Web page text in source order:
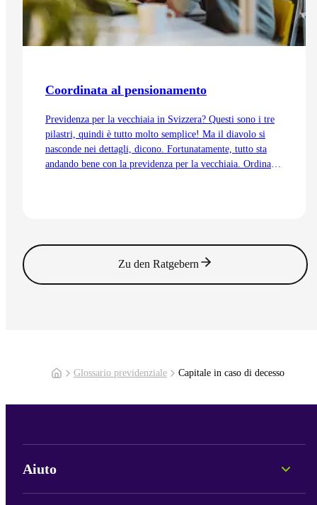
Coordinata al pensionamento
Previdenza per la vecchiaia in Svizzera? Questi sono i tre
pilastri, quindi è tutto molto semplice! Ma il diavolo si
nasconde nei dettagli, dicono. Fortunatamente, tutto sta
andando bene con la previdenza per la vecchiaia. Ordinata
Zu den Ratgebern
Glossario previdenziale Capitale in caso di decesso
Aiuto